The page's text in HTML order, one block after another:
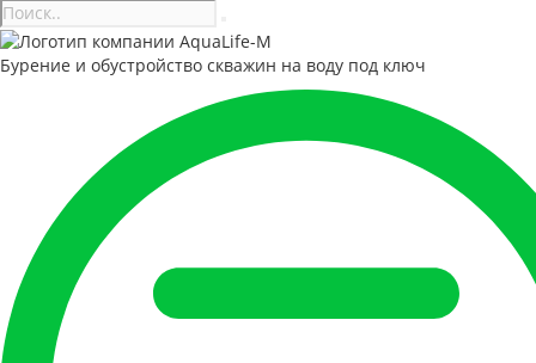
Бурение и обустройство скважин на воду под ключ